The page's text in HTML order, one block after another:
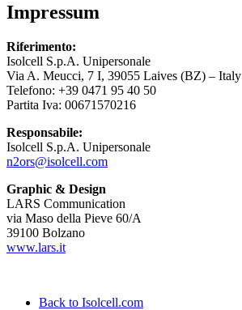
Impressum
Riferimento:
Isolcell S.p.A. Unipersonale
Via A. Meucci, 7 I, 39055 Laives (BZ) – Italy
Telefono: +39 0471 95 40 50
Partita Iva: 00671570216
Responsabile:
Isolcell S.p.A. Unipersonale
n2ors@isolcell.com
Graphic & Design
LARS Communication
via Maso della Pieve 60/A
39100 Bolzano
www.lars.it
Back to Isolcell.com